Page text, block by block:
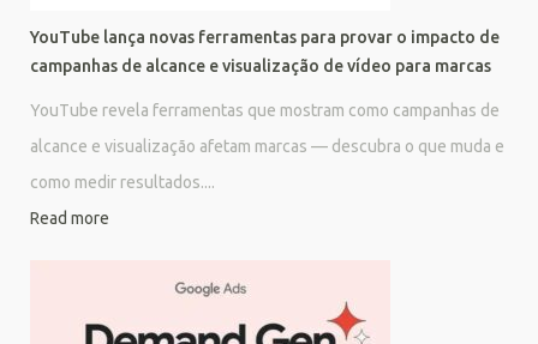
YouTube lança novas ferramentas para provar o impacto de
campanhas de alcance e visualização de vídeo para marcas
YouTube revela ferramentas que mostram como campanhas de
alcance e visualização afetam marcas — descubra o que muda e
como medir resultados....
Read more